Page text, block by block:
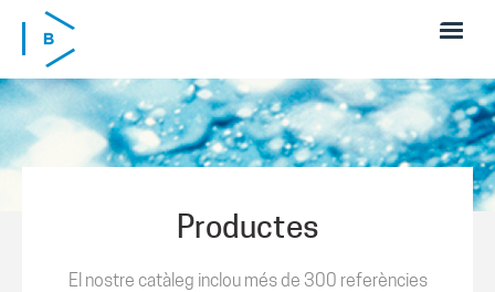
Skip to main content
Productes
El nostre catàleg inclou més de 300 referències